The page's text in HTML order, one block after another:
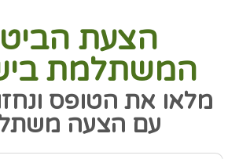
הצעת
המשתלמת
מלאו את הטופס
עם הצעה